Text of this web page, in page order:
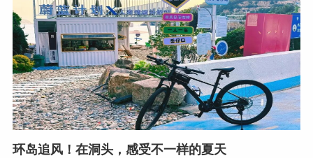
环岛追风！在洞头，感受不一样的夏天